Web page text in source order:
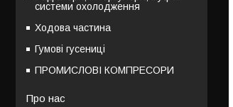
системи охолодження
Ходова частина
Гумові гусениці
ПРОМИСЛОВІ КОМПРЕСОРИ
Про нас